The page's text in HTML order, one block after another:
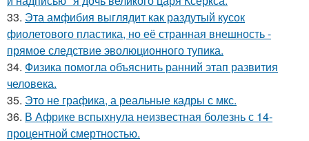
33. Эта амфибия выглядит как раздутый кусок
фиолетового пластика, но её странная внешность -
прямое следствие эволюционного тупика.
34. Физика помогла объяснить ранний этап развития
человека.
35. Это не графика, а реальные кадры с мкс.
36. В Африке вспыхнула неизвестная болезнь с 14-
процентной смертностью.